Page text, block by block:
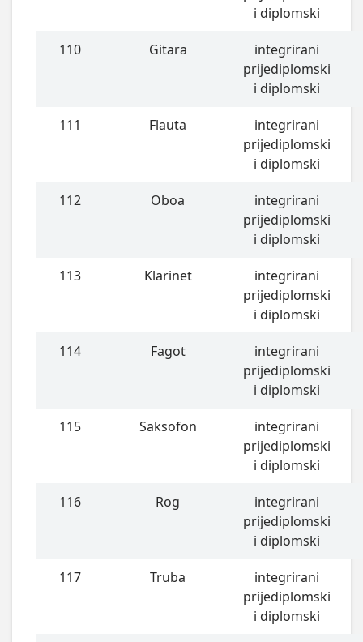
i diplomski
110 Gitara
integrirani
prijediplomski
i diplomski
111 Flauta
integrirani
prijediplomski
i diplomski
112 Oboa
integrirani
prijediplomski
i diplomski
113 Klarinet
integrirani
prijediplomski
i diplomski
114 Fagot
integrirani
prijediplomski
i diplomski
115 Saksofon
integrirani
prijediplomski
i diplomski
116 Rog
integrirani
prijediplomski
i diplomski
117 Truba
integrirani
prijediplomski
i diplomski